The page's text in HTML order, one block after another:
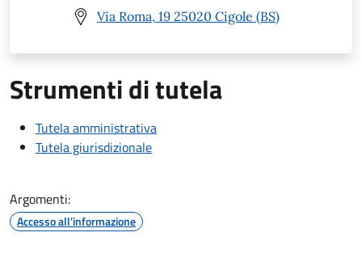
Via Roma, 19 25020 Cigole (BS)
Strumenti di tutela
Tutela amministrativa
Tutela giurisdizionale
Argomenti:
Accesso all'informazione